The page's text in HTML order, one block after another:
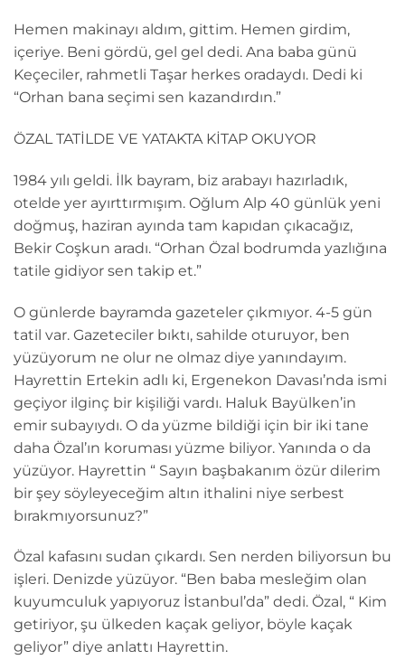
Hemen makinayı aldım, gittim. Hemen girdim,
içeriye. Beni gördü, gel gel dedi. Ana baba günü
Keçeciler, rahmetli Taşar herkes oradaydı. Dedi ki
“Orhan bana seçimi sen kazandırdın.”
ÖZAL TATİLDE VE YATAKTA KİTAP OKUYOR
1984 yılı geldi. İlk bayram, biz arabayı hazırladık,
otelde yer ayırttırmışım. Oğlum Alp 40 günlük yeni
doğmuş, haziran ayında tam kapıdan çıkacağız,
Bekir Coşkun aradı. “Orhan Özal bodrumda yazlığına
tatile gidiyor sen takip et.”
O günlerde bayramda gazeteler çıkmıyor. 4-5 gün
tatil var. Gazeteciler bıktı, sahilde oturuyor, ben
yüzüyorum ne olur ne olmaz diye yanındayım.
Hayrettin Ertekin adlı ki, Ergenekon Davası’nda ismi
geçiyor ilginç bir kişiliği vardı. Haluk Bayülken’in
emir subayıydı. O da yüzme bildiği için bir iki tane
daha Özal’ın koruması yüzme biliyor. Yanında o da
yüzüyor. Hayrettin “ Sayın başbakanım özür dilerim
bir şey söyleyeceğim altın ithalini niye serbest
bırakmıyorsunuz?”
Özal kafasını sudan çıkardı. Sen nerden biliyorsun bu
işleri. Denizde yüzüyor. “Ben baba mesleğim olan
kuyumculuk yapıyoruz İstanbul’da” dedi. Özal, “ Kim
getiriyor, şu ülkeden kaçak geliyor, böyle kaçak
geliyor” diye anlattı Hayrettin.